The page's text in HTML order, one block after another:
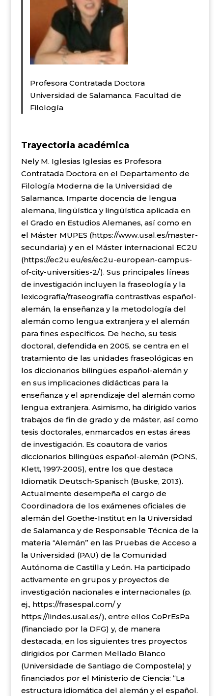
Profesora Contratada Doctora
Universidad de Salamanca. Facultad de
Filología
Trayectoria académica
Nely M. Iglesias Iglesias es Profesora
Contratada Doctora en el Departamento de
Filología Moderna de la Universidad de
Salamanca. Imparte docencia de lengua
alemana, lingüística y lingüística aplicada en
el Grado en Estudios Alemanes, así como en
el Máster MUPES (https://www.usal.es/master-
secundaria) y en el Máster internacional EC2U
(https://ec2u.eu/es/ec2u-european-campus-
of-city-universities-2/). Sus principales líneas
de investigación incluyen la fraseología y la
lexicografía/fraseografía contrastivas español-
alemán, la enseñanza y la metodología del
alemán como lengua extranjera y el alemán
para fines específicos. De hecho, su tesis
doctoral, defendida en 2005, se centra en el
tratamiento de las unidades fraseológicas en
los diccionarios bilingües español-alemán y
en sus implicaciones didácticas para la
enseñanza y el aprendizaje del alemán como
lengua extranjera. Asimismo, ha dirigido varios
trabajos de fin de grado y de máster, así como
tesis doctorales, enmarcados en estas áreas
de investigación. Es coautora de varios
diccionarios bilingües español-alemán (PONS,
Klett, 1997-2005), entre los que destaca
Idiomatik Deutsch-Spanisch (Buske, 2013).
Actualmente desempeña el cargo de
Coordinadora de los exámenes oficiales de
alemán del Goethe-Institut en la Universidad
de Salamanca y de Responsable Técnica de la
materia “Alemán” en las Pruebas de Acceso a
la Universidad (PAU) de la Comunidad
Autónoma de Castilla y León. Ha participado
activamente en grupos y proyectos de
investigación nacionales e internacionales (p.
ej., https://frasespal.com/y
https://lindes.usal.es/), entre ellos CoPrEsPa
(financiado por la DFG) y, de manera
destacada, en los siguientes tres proyectos
dirigidos por Carmen Mellado Blanco
(Universidade de Santiago de Compostela) y
financiados por el Ministerio de Ciencia: “La
estructura idiomática del alemán y el español.